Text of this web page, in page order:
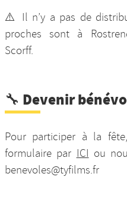
⚠️ Il n’y a pas de
proches sont à
Scorff.
🔧 Devenir
Pour participer à la
formulaire par ICI ou
benevoles@tyfilms.fr